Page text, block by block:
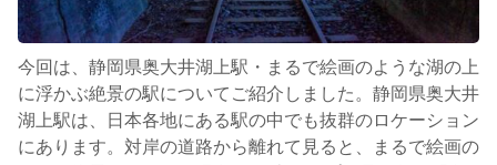
今回は、静岡県奥大井湖上駅・まるで絵画のような湖の上
に浮かぶ絶景の駅についてご紹介しました。静岡県奥大井
湖上駅は、日本各地にある駅の中でも抜群のロケーション
にあります。対岸の道路から離れて見ると、まるで絵画の